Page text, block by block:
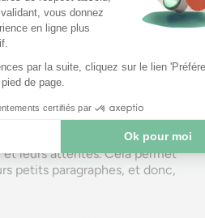
vos contenus.
pourquoi pas à déployer un
plutôt que de leur faire envoyer
des champs dédiés à des
leurs attentes. Cela permet
petits paragraphes, et donc,